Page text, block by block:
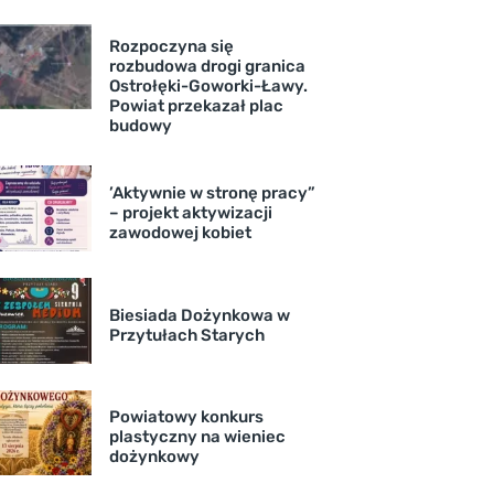
Rozpoczyna się
rozbudowa drogi granica
Ostrołęki-Goworki-Ławy.
Powiat przekazał plac
budowy
’Aktywnie w stronę pracy”
– projekt aktywizacji
zawodowej kobiet
Biesiada Dożynkowa w
Przytułach Starych
Powiatowy konkurs
plastyczny na wieniec
dożynkowy